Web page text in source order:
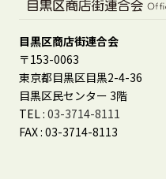
目黒区商店街連合会
〒153-0063
東京都目黒区目黒2-4-36
目黒区民センター 3階
TEL : 03-3714-8111
FAX : 03-3714-8113